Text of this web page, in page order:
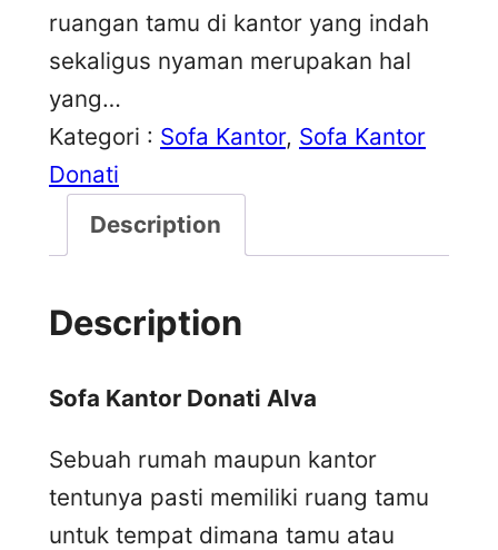
ruangan tamu di kantor yang indah
sekaligus nyaman merupakan hal
yang…
Kategori : Sofa Kantor, Sofa Kantor
Donati
Description
Description
Sofa Kantor Donati Alva
Sebuah rumah maupun kantor
tentunya pasti memiliki ruang tamu
untuk tempat dimana tamu atau